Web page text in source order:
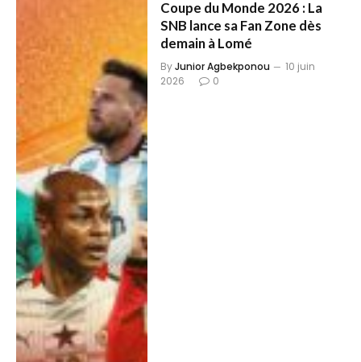
Coupe du Monde 2026 : La
SNB lance sa Fan Zone dès
demain à Lomé
ByJunior Agbekponou
10 juin
2026
0